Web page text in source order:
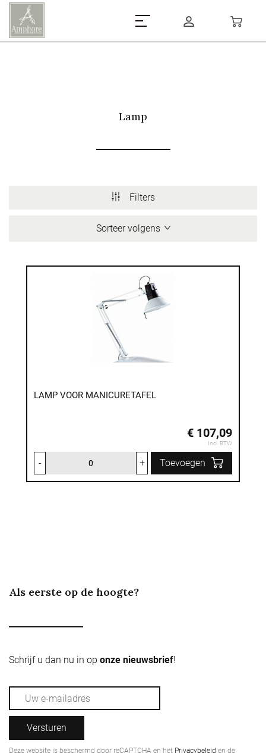
Lamp
Filters
Sorteer volgens
LAMP VOOR MANICURETAFEL
€ 107,09
Incl. BTW
- + Toevoegen
Als eerste op de hoogte?
Schrijf u dan nu in op onze nieuwsbrief!
Versturen
Deze website is beschermd door reCAPTCHA en het Privacybeleid en de